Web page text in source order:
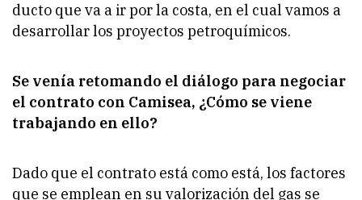
ducto que va a ir por la costa, en el cual vamos a
desarrollar los proyectos petroquímicos.
Se venía retomando el diálogo para negociar
el contrato con Camisea, ¿Cómo se viene
trabajando en ello?
Dado que el contrato está como está, los factores
que se emplean en su valorización del gas se